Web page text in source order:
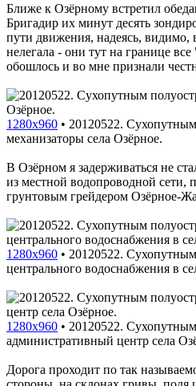
Ближе к Озёрному встретил
Бригадир их минут десять
пути движения, надеясь, видимо,
нелегала - они тут на границе
обошлось и во мне признали
1280x960 • 20120522.
механизаторы села Озёрное.
В Озёрном я задерживаться не
из местной водопроводной сети,
грунтовым грейдером Озёрное-
1280x960 • 20120522.
центрального водоснабжения в
1280x960 • 20120522.
административный центр села
Дорога проходит по так